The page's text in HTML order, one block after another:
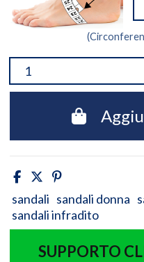
sandali sandali donna
sandali infradito
SUPPORTO